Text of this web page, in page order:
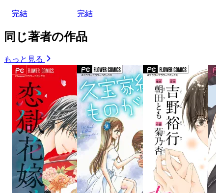
完結 完結
同じ著者の作品
もっと見る